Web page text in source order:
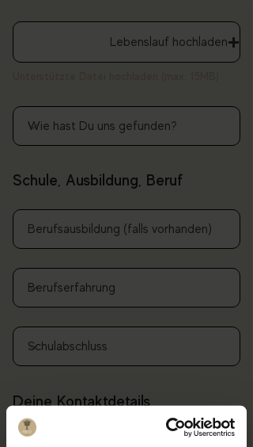
Lebenslauf hochladen
Schule, Ausbildung, Beruf
Deine Kontaktdetails